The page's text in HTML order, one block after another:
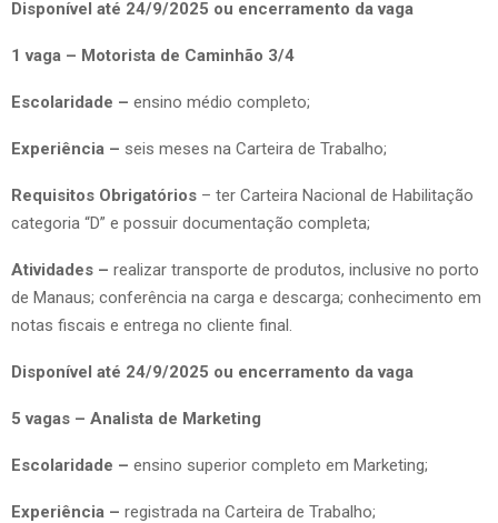
Disponível até 24/9/2025 ou encerramento da vaga
1 vaga – Motorista de Caminhão 3/4
Escolaridade – ensino médio completo;
Experiência – seis meses na Carteira de Trabalho;
Requisitos Obrigatórios – ter Carteira Nacional de Habilitação
categoria “D” e possuir documentação completa;
Atividades – realizar transporte de produtos, inclusive no porto
de Manaus; conferência na carga e descarga; conhecimento em
notas fiscais e entrega no cliente final.
Disponível até 24/9/2025 ou encerramento da vaga
5 vagas – Analista de Marketing
Escolaridade – ensino superior completo em Marketing;
Experiência – registrada na Carteira de Trabalho;